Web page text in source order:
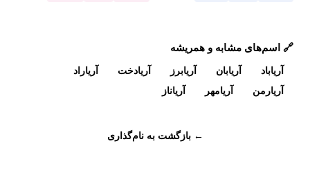
🔗 اسم‌های مشابه و همریشه
آریاباد آریابان آریابرز آریادخت
آریاراد
آریارمن
آریامهر آریاناز
← بازگشت به نام‌گذاری